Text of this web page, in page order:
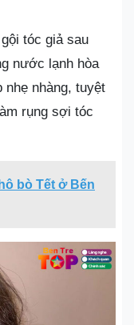
tóc giả sau
nước lạnh hòa
nhẹ nhàng, tuyệt
rụng sợi tóc
bò Tết ở Bến